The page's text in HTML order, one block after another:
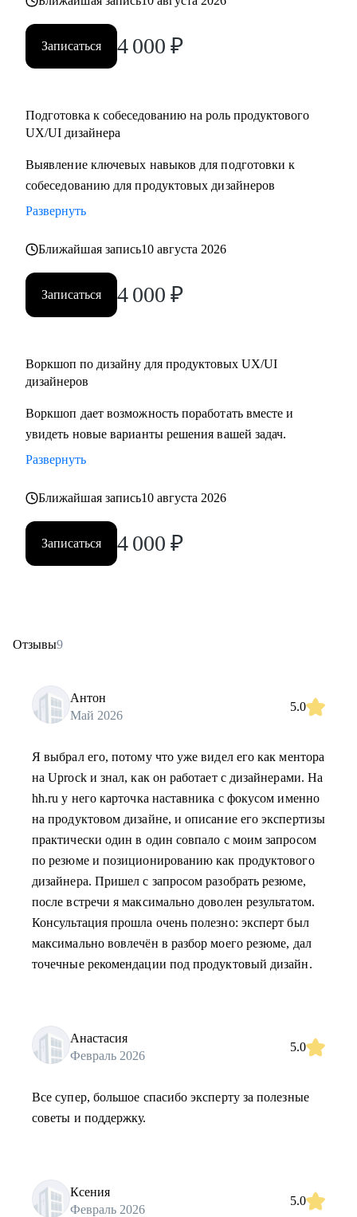
Записаться 4 000 ₽
Подготовка к собеседованию на роль продуктового
UX/UI дизайнера
Выявление ключевых навыков для подготовки к
собеседованию для продуктовых дизайнеров
Развернуть
Ближайшая запись10 августа 2026
Записаться 4 000 ₽
Воркшоп по дизайну для продуктовых UX/UI
дизайнеров
Воркшоп дает возможность поработать вместе и
увидеть новые варианты решения вашей задач.
Развернуть
Ближайшая запись10 августа 2026
Записаться 4 000 ₽
Отзывы9
Антон
Май 2026
5.0
Я выбрал его, потому что уже видел его как ментора
на Uprock и знал, как он работает с дизайнерами. На
hh.ru у него карточка наставника с фокусом именно
на продуктовом дизайне, и описание его экспертизы
практически один в один совпало с моим запросом
по резюме и позиционированию как продуктового
дизайнера. Пришел с запросом разобрать резюме,
после встречи я максимально доволен результатом.
Консультация прошла очень полезно: эксперт был
максимально вовлечён в разбор моего резюме, дал
точечные рекомендации под продуктовый дизайн.
Анастасия
Февраль 2026
5.0
Все супер, большое спасибо эксперту за полезные
советы и поддержку.
Ксения
Февраль 2026
5.0